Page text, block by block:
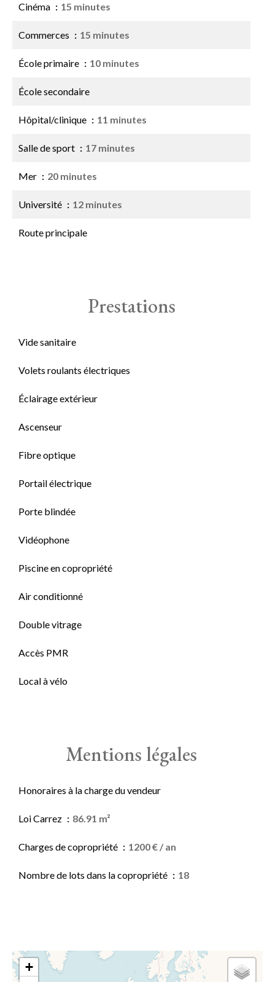
Cinéma 15 minutes
Commerces 15 minutes
École primaire 10 minutes
École secondaire
Hôpital/clinique 11 minutes
Salle de sport 17 minutes
Mer 20 minutes
Université 12 minutes
Route principale
Prestations
Vide sanitaire
Volets roulants électriques
Éclairage extérieur
Ascenseur
Fibre optique
Portail électrique
Porte blindée
Vidéophone
Piscine en copropriété
Air conditionné
Double vitrage
Accès PMR
Local à vélo
Mentions légales
Honoraires à la charge du vendeur
Loi Carrez 86.91 m²
Charges de copropriété 1200 € / an
Nombre de lots dans la copropriété 18
+